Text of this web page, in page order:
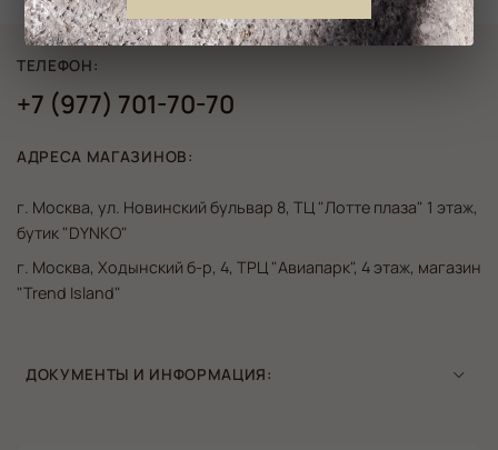
ТЕЛЕФОН:
+7 (977) 701-70-70
АДРЕСА МАГАЗИНОВ:
г. Москва, ул. Новинский бульвар 8, ТЦ "Лотте плаза" 1 этаж,
бутик "DYNKO"
г. Москва, Ходынский б-р, 4, ТРЦ "Авиапарк", 4 этаж, магазин
"Trend Island"
ДОКУМЕНТЫ И ИНФОРМАЦИЯ: